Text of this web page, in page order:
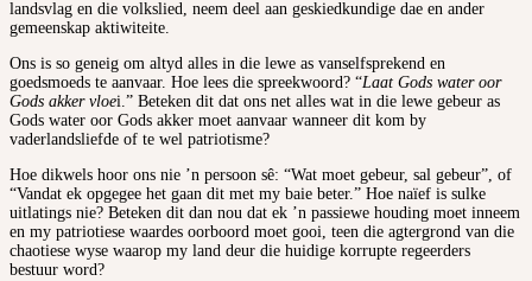
landsvlag en die volkslied, neem deel aan geskiedkundige dae en ander
gemeenskap aktiwiteite.
Ons is so geneig om altyd alles in die lewe as vanselfsprekend en
goedsmoeds te aanvaar. Hoe lees die spreekwoord? “Laat Gods water oor
Gods akker vloei.” Beteken dit dat ons net alles wat in die lewe gebeur as
Gods water oor Gods akker moet aanvaar wanneer dit kom by
vaderlandsliefde of te wel patriotisme?
Hoe dikwels hoor ons nie ’n persoon sê: “Wat moet gebeur, sal gebeur”, of
“Vandat ek opgegee het gaan dit met my baie beter.” Hoe naïef is sulke
uitlatings nie? Beteken dit dan nou dat ek ’n passiewe houding moet inneem
en my patriotiese waardes oorboord moet gooi, teen die agtergrond van die
chaotiese wyse waarop my land deur die huidige korrupte regeerders
bestuur word?